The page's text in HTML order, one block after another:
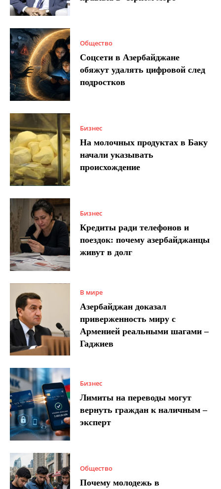
Общество
Соцсети в Азербайджане
обяжут удалять цифровой след
подростков
Бизнес
На молочных продуктах в Баку
начали указывать
происхождение
Бизнес
Кредиты ради телефонов и
поездок: почему азербайджанцы
живут в долг
В мире
Азербайджан доказал
приверженность миру с
Арменией реальными шагами –
Гаджиев
Бизнес
Лимиты на переводы могут
вернуть граждан к наличным –
эксперт
Общество
Почему молодежь в